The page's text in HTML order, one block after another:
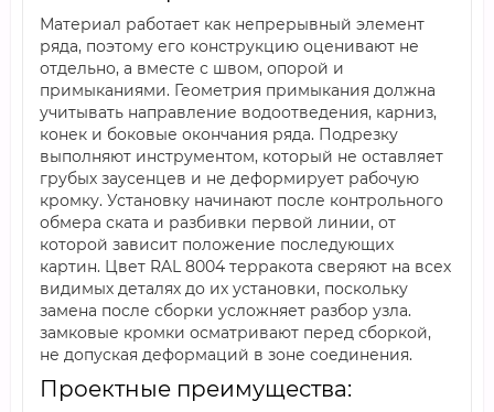
Материал работает как непрерывный элемент
ряда, поэтому его конструкцию оценивают не
отдельно, а вместе с швом, опорой и
примыканиями. Геометрия примыкания должна
учитывать направление водоотведения, карниз,
конек и боковые окончания ряда. Подрезку
выполняют инструментом, который не оставляет
грубых заусенцев и не деформирует рабочую
кромку. Установку начинают после контрольного
обмера ската и разбивки первой линии, от
которой зависит положение последующих
картин. Цвет RAL 8004 терракота сверяют на всех
видимых деталях до их установки, поскольку
замена после сборки усложняет разбор узла.
замковые кромки осматривают перед сборкой,
не допуская деформаций в зоне соединения.
Проектные преимущества: